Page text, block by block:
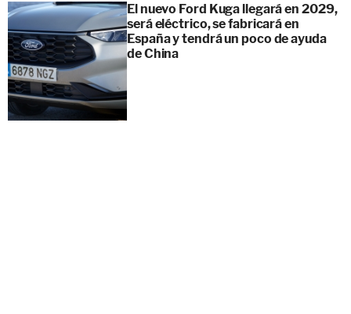
El nuevo Ford Kuga llegará en 2029,
será eléctrico, se fabricará en
España y tendrá un poco de ayuda
de China